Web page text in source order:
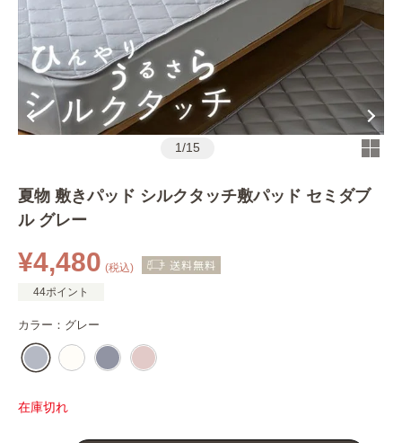
1/15
夏物 敷きパッド シルクタッチ敷パッド セミダブ
ル グレー
¥4,480 (税込)
44ポイント
カラー： グレー
在庫切れ